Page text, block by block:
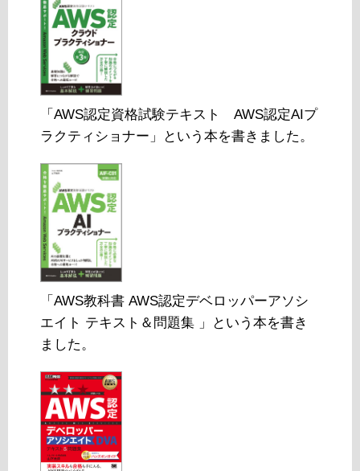
「AWS認定資格試験テキスト AWS認定AIプ
ラクティショナー」という本を書きました。
「AWS教科書 AWS認定デベロッパーアソシ
エイト テキスト＆問題集 」という本を書き
ました。